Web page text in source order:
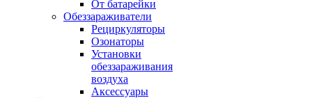
От батарейки
Обеззараживатели
Рециркуляторы
Озонаторы
Установки
обеззараживания
воздуха
Аксессуары